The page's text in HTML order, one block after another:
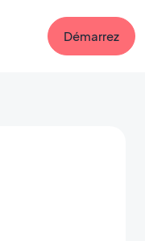
Démarrez